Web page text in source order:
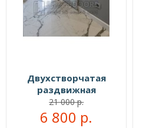
Двухстворчатая
раздвижная
перегородка №109555
21 000 р.
6 800 р.